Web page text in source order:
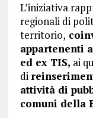
L’iniziativa
regionali di
territorio,
appartenenti
ed ex TIS, ai
di
attività di
comuni della